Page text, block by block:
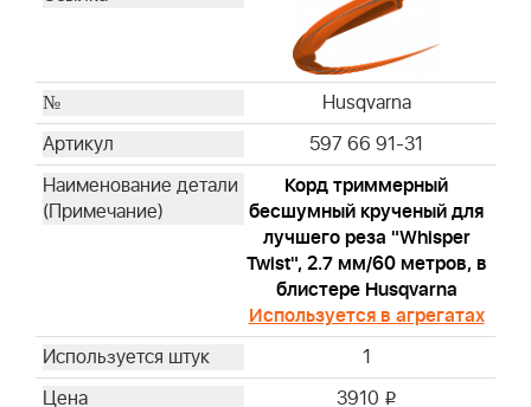
Husqvarna
597 66 91-31
Корд триммерный
бесшумный крученый для
лучшего реза "Whisper
Twist", 2.7 мм/60 метров, в
блистере Husqvarna
Используется в агрегатах
1
3910 i